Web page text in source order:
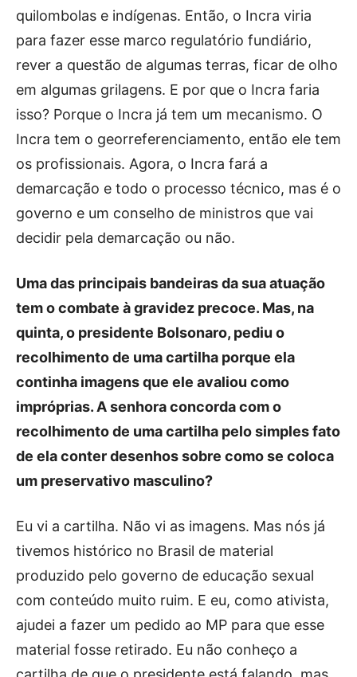
quilombolas e indígenas. Então, o Incra viria
para fazer esse marco regulatório fundiário,
rever a questão de algumas terras, ficar de olho
em algumas grilagens. E por que o Incra faria
isso? Porque o Incra já tem um mecanismo. O
Incra tem o georreferenciamento, então ele tem
os profissionais. Agora, o Incra fará a
demarcação e todo o processo técnico, mas é o
governo e um conselho de ministros que vai
decidir pela demarcação ou não.
Uma das principais bandeiras da sua atuação
tem o combate à gravidez precoce. Mas, na
quinta, o presidente Bolsonaro, pediu o
recolhimento de uma cartilha porque ela
continha imagens que ele avaliou como
impróprias. A senhora concorda com o
recolhimento de uma cartilha pelo simples fato
de ela conter desenhos sobre como se coloca
um preservativo masculino?
Eu vi a cartilha. Não vi as imagens. Mas nós já
tivemos histórico no Brasil de material
produzido pelo governo de educação sexual
com conteúdo muito ruim. E eu, como ativista,
ajudei a fazer um pedido ao MP para que esse
material fosse retirado. Eu não conheço a